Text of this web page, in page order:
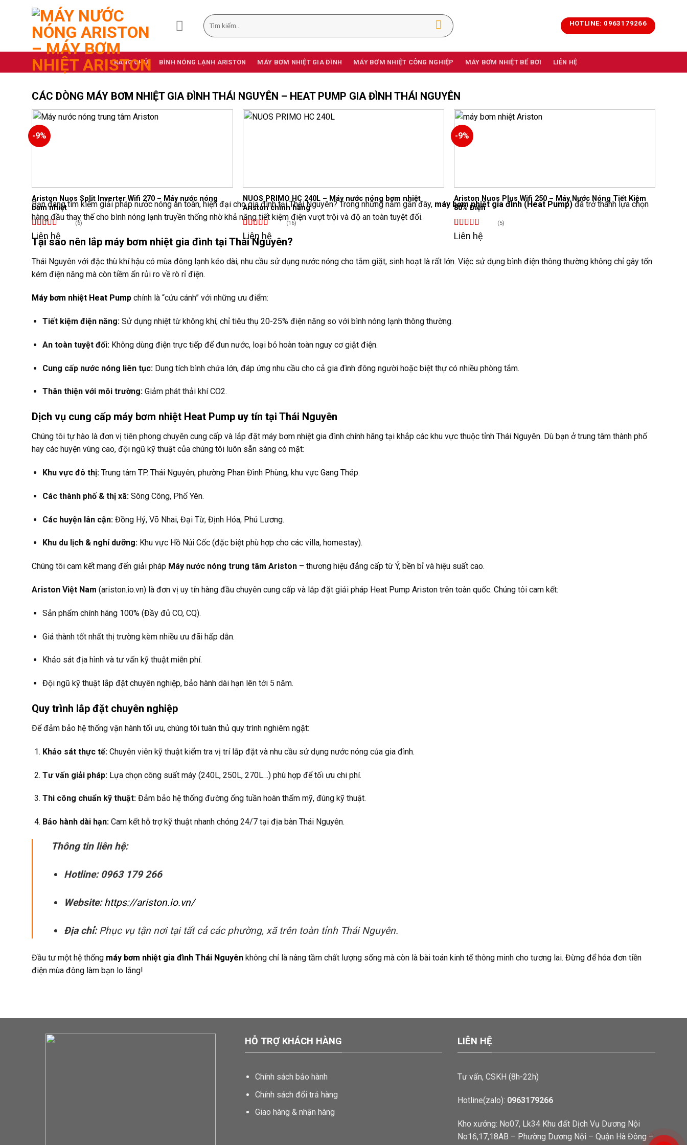
Tìm
kiếm:
HOTLINE: 0963179266
TRANG CHỦ BÌNH NÓNG LẠNH ARISTON MÁY BƠM NHIỆT GIA ĐÌNH MÁY BƠM NHIỆT CÔNG NGHIỆP MÁY BƠM NHIỆT BỂ BƠI LIÊN HỆ
CÁC DÒNG MÁY BƠM NHIỆT GIA ĐÌNH THÁI NGUYÊN – HEAT PUMP GIA ĐÌNH THÁI NGUYÊN
-9%
Ariston Nuos Split Inverter Wifi 270 – Máy nước nóng
bơm nhiệt
Được xếp
hạng4.835
(6)
Liên hệ
NUOS PRIMO HC 240L – Máy nước nóng bơm nhiệt
Ariston chính hãng
Được xếp
hạng4.815
(16)
Liên hệ
-9%
Ariston Nuos Plus Wifi 250 – Máy Nước Nóng Tiết Kiệm
80% Điện
Được xếp
4.80
(5)
Liên hệ
Bạn đang tìm kiếm giải pháp nước nóng an toàn, hiện đại cho gia đình tại Thái Nguyên? Trong những năm gần đây, máy bơm nhiệt gia đình(Heat Pump)đã trở thành lựa chọn
hàng đầu thay thế cho bình nóng lạnh truyền thống nhờ khả năng tiết kiệm điện vượt trội và độ an toàn tuyệt đối.
Tại sao nên lắp máy bơm nhiệt gia đình tại Thái Nguyên?
Thái Nguyên với đặc thù khí hậu có mùa đông lạnh kéo dài, nhu cầu sử dụng nước nóng cho tắm giặt, sinh hoạt là rất lớn. Việc sử dụng bình điện thông thường không chỉ gây tốn
kém điện năng mà còn tiềm ẩn rủi ro về rò rỉ điện.
Máy bơm nhiệt Heat Pump chính là “cứu cánh” với những ưu điểm:
Tiết kiệm điện năng:Sử dụng nhiệt từ không khí, chỉ tiêu thụ 20-25% điện năng so với bình nóng lạnh thông thường.
An toàn tuyệt đối:Không dùng điện trực tiếp để đun nước, loại bỏ hoàn toàn nguy cơ giật điện.
Cung cấp nước nóng liên tục:Dung tích bình chứa lớn, đáp ứng nhu cầu cho cả gia đình đông người hoặc biệt thự có nhiều phòng tắm.
Thân thiện với môi trường:Giảm phát thải khí CO2.
Dịch vụ cung cấp máy bơm nhiệt Heat Pump uy tín tại Thái Nguyên
Chúng tôi tự hào là đơn vị tiên phong chuyên cung cấp và lắp đặt máy bơm nhiệt gia đình chính hãng tại khắp các khu vực thuộc tỉnh Thái Nguyên. Dù bạn ở trung tâm thành phố
hay các huyện vùng cao, đội ngũ kỹ thuật của chúng tôi luôn sẵn sàng có mặt:
Khu vực đô thị:Trung tâm TP. Thái Nguyên, phường Phan Đình Phùng, khu vực Gang Thép.
Các thành phố & thị xã:Sông Công, Phổ Yên.
Các huyện lân cận:Đồng Hỷ, Võ Nhai, Đại Từ, Định Hóa, Phú Lương.
Khu du lịch & nghỉ dưỡng:Khu vực Hồ Núi Cốc (đặc biệt phù hợp cho các villa, homestay).
Chúng tôi cam kết mang đến giải pháp Máy nước nóng trung tâm Ariston – thương hiệu đẳng cấp từ Ý, bền bỉ và hiệu suất cao.
Ariston Việt Nam (ariston.io.vn) là đơn vị uy tín hàng đầu chuyên cung cấp và lắp đặt giải pháp Heat Pump Ariston trên toàn quốc. Chúng tôi cam kết:
Sản phẩm chính hãng 100% (Đầy đủ CO, CQ).
Giá thành tốt nhất thị trường kèm nhiều ưu đãi hấp dẫn.
Khảo sát địa hình và tư vấn kỹ thuật miễn phí.
Đội ngũ kỹ thuật lắp đặt chuyên nghiệp, bảo hành dài hạn lên tới 5 năm.
Quy trình lắp đặt chuyên nghiệp
Để đảm bảo hệ thống vận hành tối ưu, chúng tôi tuân thủ quy trình nghiêm ngặt:
Khảo sát thực tế:Chuyên viên kỹ thuật kiểm tra vị trí lắp đặt và nhu cầu sử dụng nước nóng của gia đình.
Tư vấn giải pháp:Lựa chọn công suất máy (240L, 250L, 270L…) phù hợp để tối ưu chi phí.
Thi công chuẩn kỹ thuật:Đảm bảo hệ thống đường ống tuần hoàn thẩm mỹ, đúng kỹ thuật.
Bảo hành dài hạn:Cam kết hỗ trợ kỹ thuật nhanh chóng 24/7 tại địa bàn Thái Nguyên.
Thông tin liên hệ:
Hotline: 0963 179 266
Website: https://ariston.io.vn/
Địa chỉ:Phục vụ tận nơi tại tất cả các phường, xã trên toàn tỉnh Thái Nguyên.
Đầu tư một hệ thống máy bơm nhiệt gia đình Thái Nguyên không chỉ là nâng tầm chất lượng sống mà còn là bài toán kinh tế thông minh cho tương lai. Đừng để hóa đơn tiền
điện mùa đông làm bạn lo lắng!
HỖ TRỢ KHÁCH HÀNG
Chính sách bảo hành
Chính sách đổi trả hàng
Giao hàng & nhận hàng
LIÊN HỆ
Tư vấn, CSKH (8h-22h)
Hotline(zalo): 0963179266
Kho xưởng: No07, Lk34 Khu đất Dịch Vụ Dương Nội
No16,17,18AB – Phường Dương Nội – Quận Hà Đông –